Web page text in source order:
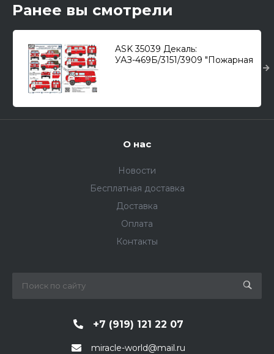
Ранее вы смотрели
ASK 35039 Декаль:
УАЗ-469Б/3151/3909 "Пожарная
О нас
Новости
Бесплатная доставка
Доставка
Оплата
Контакты
+7 (919) 121 22 07
miracle-world@mail.ru